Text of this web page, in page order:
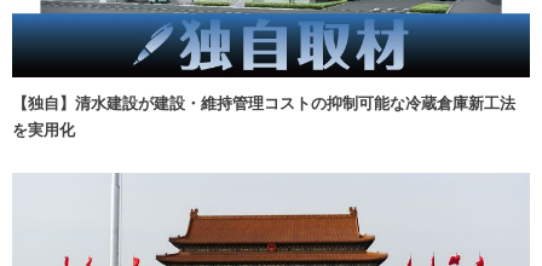
【独自】清水建設が建設・維持管理コストの抑制可能な冷蔵倉庫新工法
を実用化